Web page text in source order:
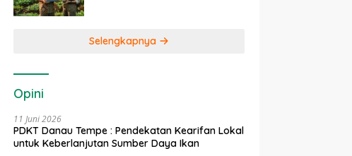
Selengkapnya
Opini
11 Juni 2026
PDKT Danau Tempe : Pendekatan Kearifan Lokal
untuk Keberlanjutan Sumber Daya Ikan